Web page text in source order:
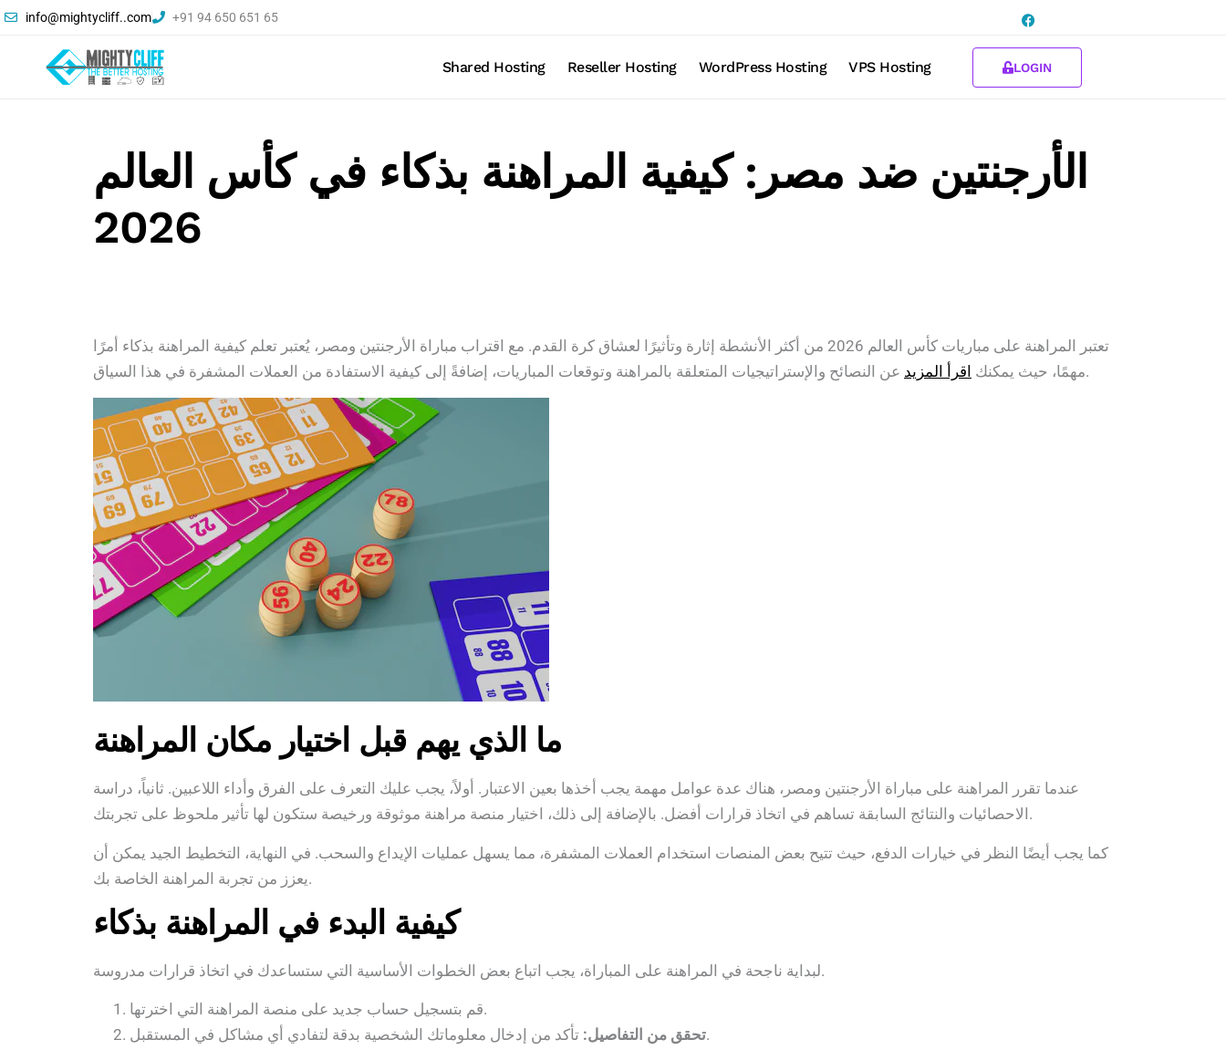
info@mightycliff..com +91 94 650 651 65
Shared Hosting Reseller Hosting WordPress Hosting VPS Hosting LOGIN
الأرجنتين ضد مصر: كيفية المراهنة بذكاء في كأس العالم
2026
تعتبر المراهنة على مباريات كأس العالم 2026 من أكثر الأنشطة إثارة وتأثيرًا لعشاق كرة القدم. مع اقتراب مباراة الأرجنتين ومصر، يُعتبر تعلم كيفية المراهنة بذكاء أمرًا
مهمًا، حيث يمكنك اقرأ المزيد عن النصائح والإستراتيجيات المتعلقة بالمراهنة وتوقعات المباريات، إضافةً إلى كيفية الاستفادة من العملات المشفرة في هذا السياق.
ما الذي يهم قبل اختيار مكان المراهنة
عندما تقرر المراهنة على مباراة الأرجنتين ومصر، هناك عدة عوامل مهمة يجب أخذها بعين الاعتبار. أولاً، يجب عليك التعرف على الفرق وأداء اللاعبين. ثانياً، دراسة
الاحصائيات والنتائج السابقة تساهم في اتخاذ قرارات أفضل. بالإضافة إلى ذلك، اختيار منصة مراهنة موثوقة ورخيصة ستكون لها تأثير ملحوظ على تجربتك.
كما يجب أيضًا النظر في خيارات الدفع، حيث تتيح بعض المنصات استخدام العملات المشفرة، مما يسهل عمليات الإيداع والسحب. في النهاية، التخطيط الجيد يمكن أن
يعزز من تجربة المراهنة الخاصة بك.
كيفية البدء في المراهنة بذكاء
لبداية ناجحة في المراهنة على المباراة، يجب اتباع بعض الخطوات الأساسية التي ستساعدك في اتخاذ قرارات مدروسة.
قم بتسجيل حساب جديد على منصة المراهنة التي اخترتها.
تحقق من التفاصيل:تأكد من إدخال معلوماتك الشخصية بدقة لتفادي أي مشاكل في المستقبل.